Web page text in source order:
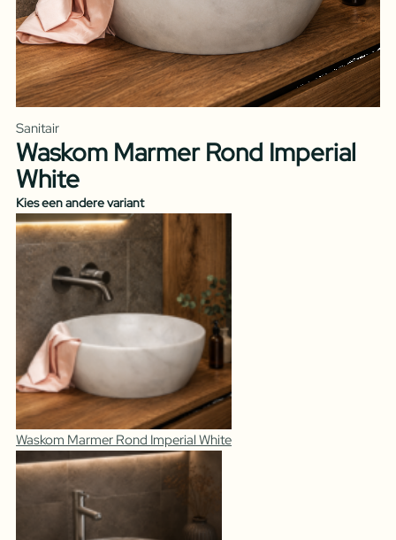
Sanitair
Waskom Marmer Rond Imperial
White
Kies een andere variant
Waskom Marmer Rond Imperial White